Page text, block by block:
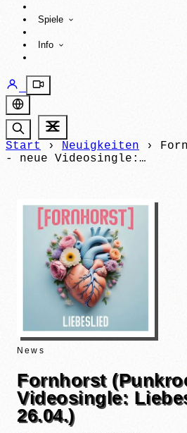
Spiele
Info
Start › Neuigkeiten ›
- neue Videosingle:…
News
Fornhorst
Videosingle:
26.04.)